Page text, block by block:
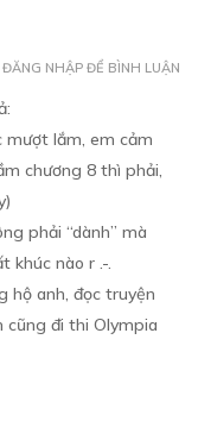
mượt lắm, em cảm
chương 8 thì phải,
phải “dành” mà
khúc nào r .-.
hộ anh, đọc truyện
cũng đi thi Olympia
ĐĂNG NHẬP ĐỂ BÌNH LUẬN